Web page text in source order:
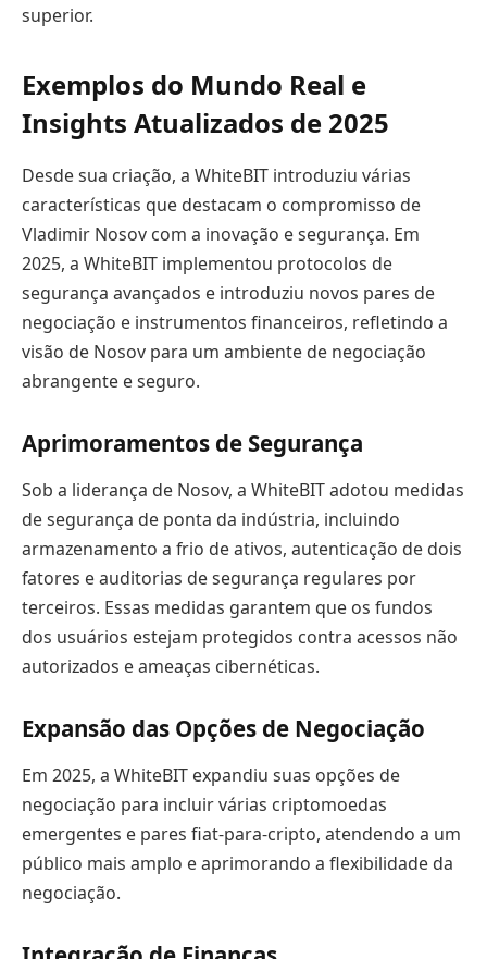
superior.
Exemplos do Mundo Real e
Insights Atualizados de 2025
Desde sua criação, a WhiteBIT introduziu várias
características que destacam o compromisso de
Vladimir Nosov com a inovação e segurança. Em
2025, a WhiteBIT implementou protocolos de
segurança avançados e introduziu novos pares de
negociação e instrumentos financeiros, refletindo a
visão de Nosov para um ambiente de negociação
abrangente e seguro.
Aprimoramentos de Segurança
Sob a liderança de Nosov, a WhiteBIT adotou medidas
de segurança de ponta da indústria, incluindo
armazenamento a frio de ativos, autenticação de dois
fatores e auditorias de segurança regulares por
terceiros. Essas medidas garantem que os fundos
dos usuários estejam protegidos contra acessos não
autorizados e ameaças cibernéticas.
Expansão das Opções de Negociação
Em 2025, a WhiteBIT expandiu suas opções de
negociação para incluir várias criptomoedas
emergentes e pares fiat-para-cripto, atendendo a um
público mais amplo e aprimorando a flexibilidade da
negociação.